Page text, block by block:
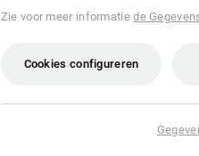
Zie voor meer informatiede
Cookies configureren